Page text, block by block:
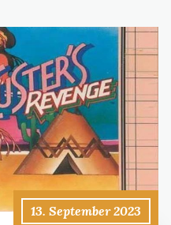
13. September 2023